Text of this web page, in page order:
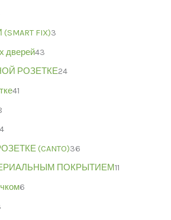
FIX)3
дверей43
РОЗЕТКЕ24
41
(CANTO)36
ПОКРЫТИЕМ11
6